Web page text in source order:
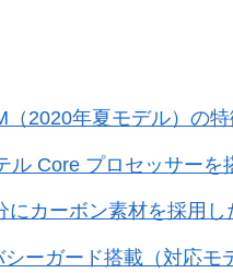
（2020年夏モデル）の特
ル Core プロセッサーを
にカーボン素材を採用
ーガード搭載（対応モ